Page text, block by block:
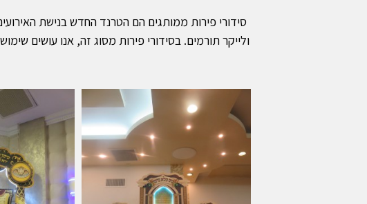
סידורי פירות ממותגים הם הטרנד החדש בנישת
ולייקר תורמים. בסידורי פירות מסוג זה, אנו עושים